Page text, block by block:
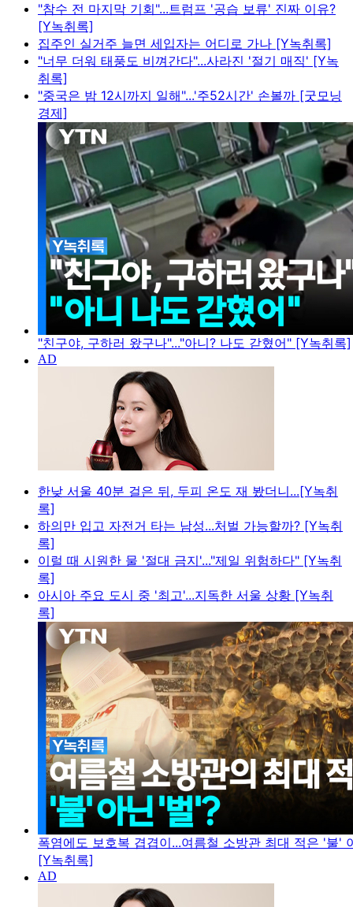
"참수 전 마지막 기회"...트럼프 '공습 보류' 진짜 이유?
[Y녹취록]
집주인 실거주 늘면 세입자는 어디로 가나 [Y녹취록]
"너무 더워 태풍도 비껴간다"...사라진 '절기 매직' [Y녹
취록]
"중국은 밤 12시까지 일해"...'주52시간' 손볼까 [굿모닝
경제]
"친구야, 구하러 왔구나"..."아니? 나도 갇혔어" [Y녹취록]
한낮 서울 40분 걸은 뒤, 두피 온도 재 봤더니...[Y녹취
록]
하의만 입고 자전거 타는 남성...처벌 가능할까? [Y녹취
록]
이럴 때 시원한 물 '절대 금지'..."제일 위험하다" [Y녹취
록]
아시아 주요 도시 중 '최고'...지독한 서울 상황 [Y녹취
록]
폭염에도 보호복 겹겹이...여름철 소방관 최대 적은 '불'
[Y녹취록]